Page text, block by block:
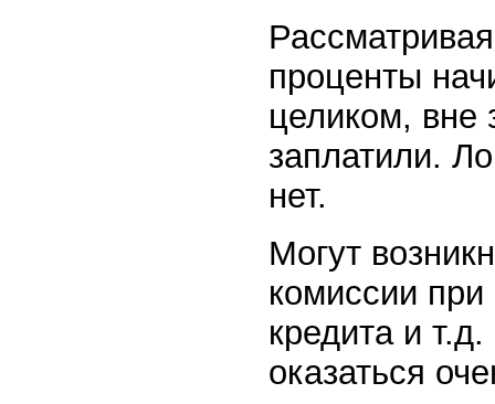
проценты
целиком, вне
заплатили.
нет.
Могут
комиссии
кредита и
оказаться